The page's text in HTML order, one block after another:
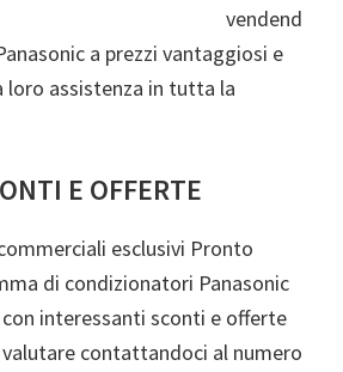
vendend
a prezzi vantaggiosi e
loro assistenza in tutta la
E OFFERTE
esclusivi Pronto
di condizionatori Panasonic
interessanti sconti e offerte
contattandoci al numero